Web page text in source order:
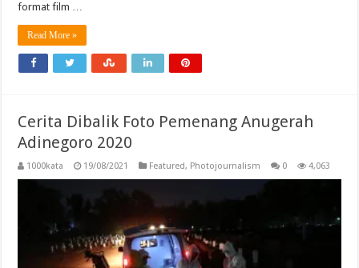
format film …
Read More »
Cerita Dibalik Foto Pemenang Anugerah
Adinegoro 2020
1000kata 19/08/2021 Featured, Photojournalism 0 4,063